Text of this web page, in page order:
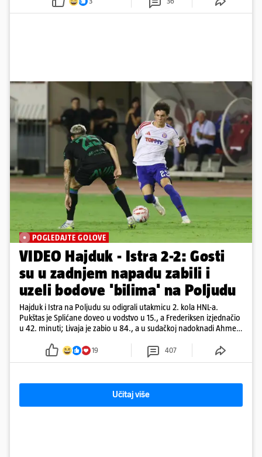
POGLEDAJTE GOLOVE
VIDEO Hajduk - Istra 2-2: Gosti
su u zadnjem napadu zabili i
uzeli bodove 'bilima' na Poljudu
Hajduk i Istra na Poljudu su odigrali utakmicu 2. kola HNL-a.
Pukštas je Splićane doveo u vodstvo u 15., a Frederiksen izjednačio
u 42. minuti; Livaja je zabio u 84., a u sudačkoj nadoknadi Ahmeti
19 407
Učitaj više